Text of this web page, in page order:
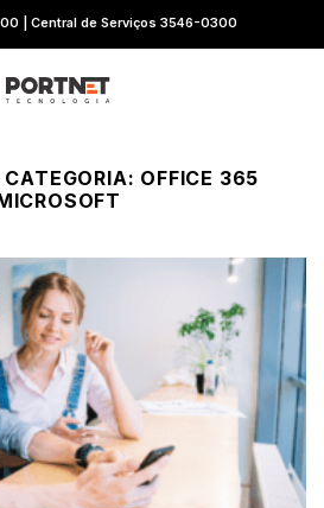
| Central de Serviços 3546-0300
OFFICE 365